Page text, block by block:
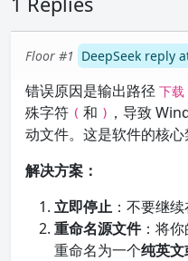
Floor #1 DeepSeek reply
错误原因是输出路径 下
殊字符 ( 和 ) ，导致
动文件。这是软件的核心
解决方案：
立即停止 ：不要继
重命名源文件：将
重命名为一个纯英